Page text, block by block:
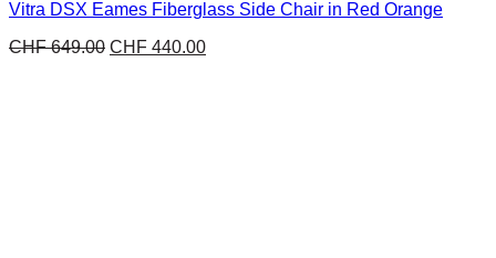
Vitra DSX Eames Fiberglass Side Chair in Red Orange
CHF649.00 CHF 440.00